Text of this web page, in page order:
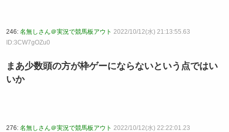
246: 名無しさん＠実況で競馬板アウト 2022/10/12(水) 21:13:55.63
ID:3CW7gOZu0
まあ少数頭の方が枠ゲーにならないという点ではい
いか
276: 名無しさん＠実況で競馬板アウト 2022/10/12(水) 22:22:01.23